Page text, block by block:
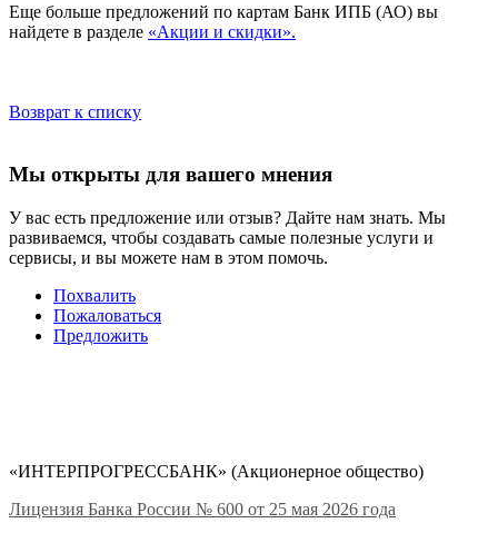
Еще больше предложений по картам Банк ИПБ (АО) вы
найдете в разделе «Акции и скидки».
Возврат к списку
Мы открыты для вашего мнения
У вас есть предложение или отзыв? Дайте нам знать. Мы
развиваемся, чтобы создавать самые полезные услуги и
сервисы, и вы можете нам в этом помочь.
Похвалить
Пожаловаться
Предложить
«ИНТЕРПРОГРЕССБАНК» (Акционерное общество)
Лицензия Банка России № 600 от 25 мая 2026 года